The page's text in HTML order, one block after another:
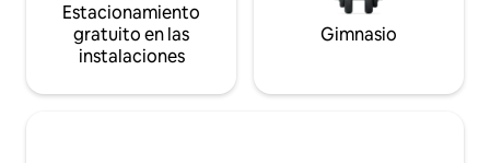
Estacionamiento
gratuito en las
instalaciones
Gimnasio